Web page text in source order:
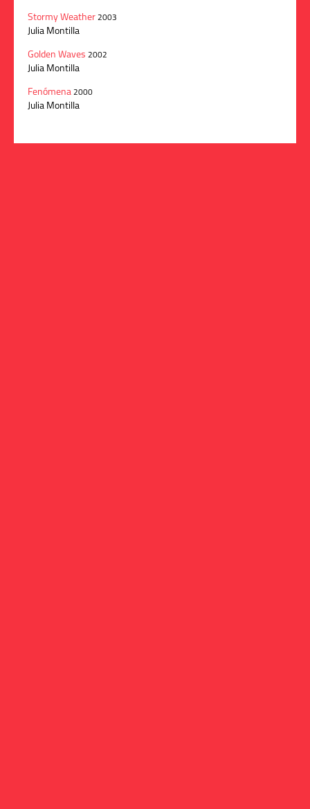
Stormy Weather 2003
Julia Montilla
Golden Waves 2002
Julia Montilla
Fenómena 2000
Julia Montilla